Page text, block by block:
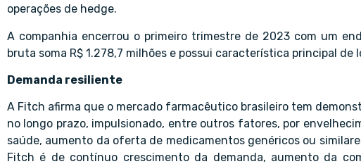
operações de hedge.
A companhia encerrou o primeiro trimestre de 2023 com um
bruta soma R$ 1.278,7 milhões e possui característica principal de
Demanda resiliente
A Fitch afirma que o mercado farmacêutico brasileiro tem
no longo prazo, impulsionado, entre outros fatores, por
saúde, aumento da oferta de medicamentos genéricos ou
Fitch é de contínuo crescimento da demanda, aumento da